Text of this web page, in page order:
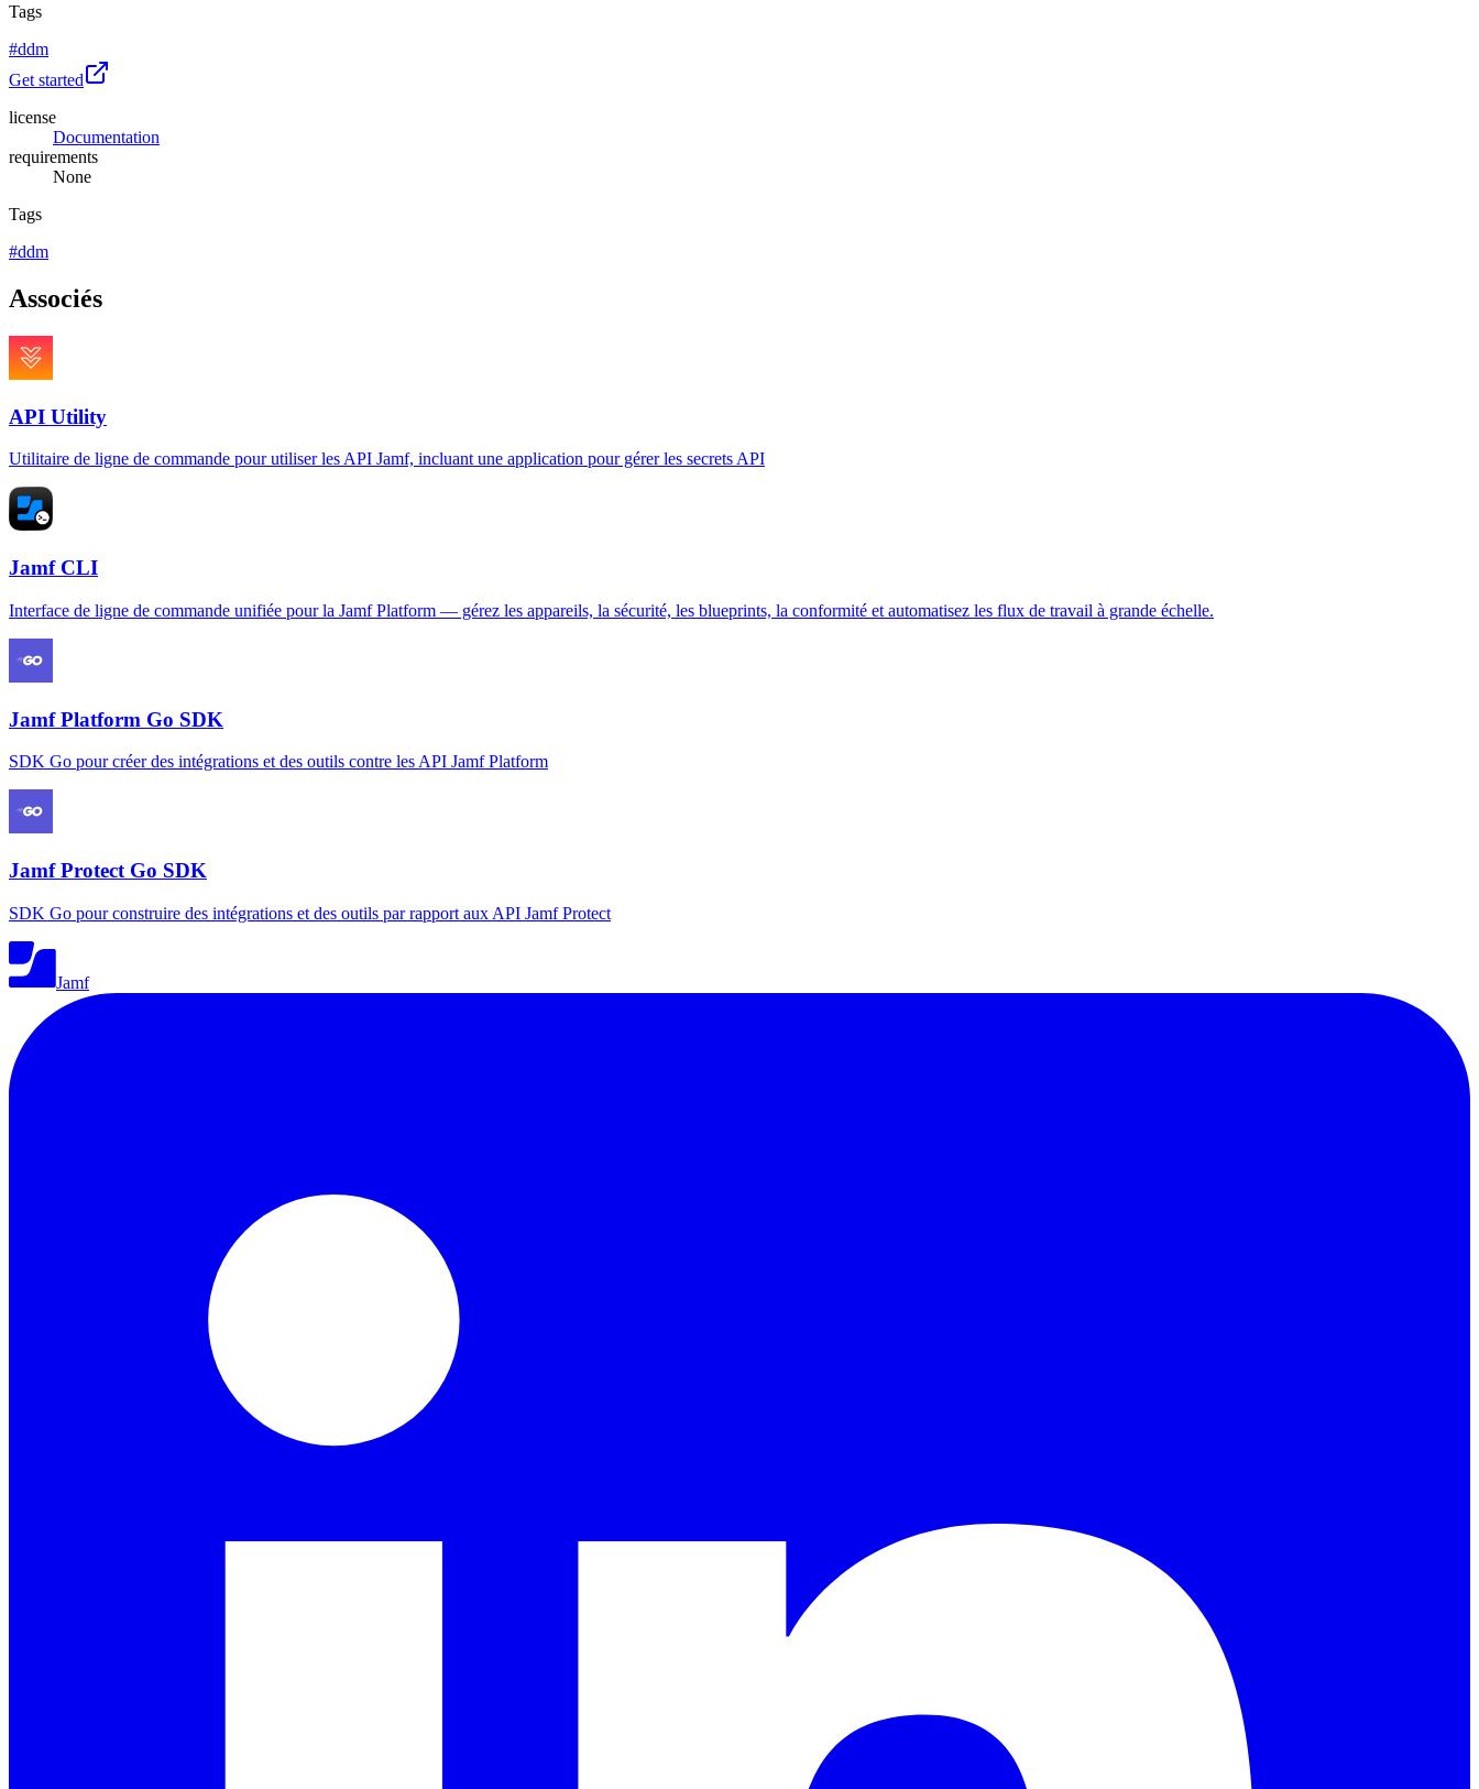
Tags
#ddm
Get started
license
Documentation
requirements
None
Tags
#ddm
Associés
API Utility
Utilitaire de ligne de commande pour utiliser les API Jamf, incluant une application pour gérer les secrets API
Jamf CLI
Interface de ligne de commande unifiée pour la Jamf Platform — gérez les appareils, la sécurité, les blueprints, la conformité et automatisez les flux de travail à grande échelle.
Jamf Platform Go SDK
SDK Go pour créer des intégrations et des outils contre les API Jamf Platform
Jamf Protect Go SDK
SDK Go pour construire des intégrations et des outils par rapport aux API Jamf Protect
Jamf